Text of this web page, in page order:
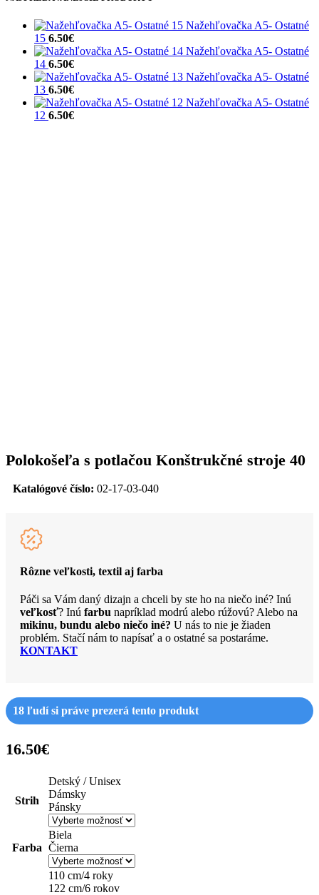
Nažehľovačka A5- Ostatné
15 6.50€
Nažehľovačka A5- Ostatné
14 6.50€
Nažehľovačka A5- Ostatné
13 6.50€
Nažehľovačka A5- Ostatné
12 6.50€
Polokošeľa s potlačou Konštrukčné stroje 40
Katalógové číslo: 02-17-03-040
Rôzne veľkosti, textil aj farba
Páči sa Vám daný dizajn a chceli by ste ho na niečo iné? Inú
veľkosť? Inú farbu napríklad modrú alebo rúžovú? Alebo na
mikinu, bundu alebo niečo iné? U nás to nie je žiaden
problém. Stačí nám to napísať a o ostatné sa postaráme.
KONTAKT
18 ľudí si práve prezerá tento produkt
16.50€
Strih
Detský / Unisex
Dámsky
Pánsky
Farba
Biela
Čierna
110 cm/4 roky
122 cm/6 rokov